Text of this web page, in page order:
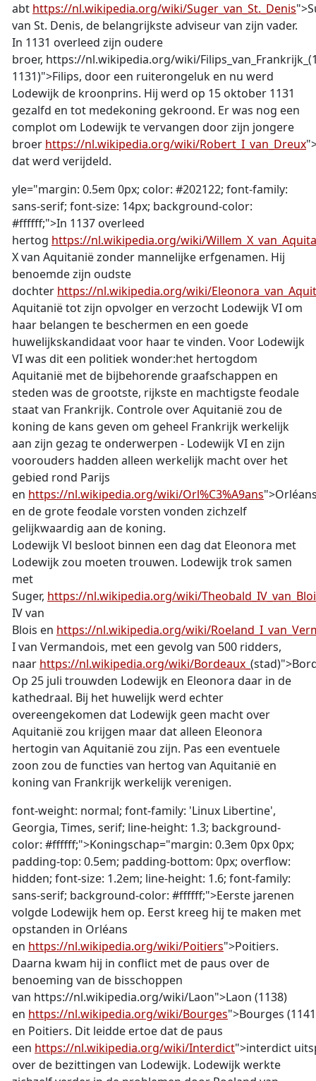
abt https://nl.wikipedia.org/wiki/Suger_van_St._Denis
van St. Denis, de belangrijkste adviseur van zijn vader.
In 1131 overleed zijn oudere
broer, https://nl.wikipedia.org/wiki/
1131)">Filips, door een ruiterongeluk en nu werd
Lodewijk de kroonprins. Hij werd op 15 oktober 1131
gezalfd en tot medekoning gekroond. Er was nog een
complot om Lodewijk te vervangen door zijn jongere
broer https://nl.wikipedia.org/wiki/Robert_I_van_Dreux
dat werd verijdeld.
yle="margin: 0.5em 0px; color: #202122; font-family:
sans-serif; font-size: 14px; background-color:
#ffffff;">In 1137 overleed
hertog https://nl.wikipedia.org/wiki/
X van Aquitanië zonder mannelijke erfgenamen. Hij
benoemde zijn oudste
dochter https://nl.wikipedia.org/wiki/
Aquitanië tot zijn opvolger en verzocht Lodewijk VI om
haar belangen te beschermen en een goede
huwelijkskandidaat voor haar te vinden. Voor Lodewijk
VI was dit een politiek wonder:het hertogdom
Aquitanië met de bijbehorende graafschappen en
steden was de grootste, rijkste en machtigste feodale
staat van Frankrijk. Controle over Aquitanië zou de
koning de kans geven om geheel Frankrijk werkelijk
aan zijn gezag te onderwerpen - Lodewijk VI en zijn
voorouders hadden alleen werkelijk macht over het
gebied rond Parijs
en https://nl.wikipedia.org/wiki/Orl%C3%A9ans
en de grote feodale vorsten vonden zichzelf
gelijkwaardig aan de koning.
Lodewijk Vl besloot binnen een dag dat Eleonora met
Lodewijk zou moeten trouwen. Lodewijk trok samen
met
Suger, https://nl.wikipedia.org/wiki/
IV van
Blois en https://nl.wikipedia.org/wiki/
I van Vermandois, met een gevolg van 500 ridders,
naar https://nl.wikipedia.org/wiki/Bordeaux_
Op 25 juli trouwden Lodewijk en Eleonora daar in de
kathedraal. Bij het huwelijk werd echter
overeengekomen dat Lodewijk geen macht over
Aquitanië zou krijgen maar dat alleen Eleonora
hertogin van Aquitanië zou zijn. Pas een eventuele
zoon zou de functies van hertog van Aquitanië en
koning van Frankrijk werkelijk verenigen.
font-weight: normal; font-family: 'Linux Libertine',
Georgia, Times, serif; line-height: 1.3; background-
color: #ffffff;">Koningschap="margin: 0.3em 0px 0px;
padding-top: 0.5em; padding-bottom: 0px; overflow:
hidden; font-size: 1.2em; line-height: 1.6; font-family:
sans-serif; background-color: #ffffff;">Eerste jarenen
volgde Lodewijk hem op. Eerst kreeg hij te maken met
opstanden in Orléans
en https://nl.wikipedia.org/wiki/Poitiers">Poitiers.
Daarna kwam hij in conflict met de paus over de
benoeming van de bisschoppen
van https://nl.wikipedia.org/wiki/Laon">Laon (1138)
en https://nl.wikipedia.org/wiki/Bourges">Bourges
en Poitiers. Dit leidde ertoe dat de paus
een https://nl.wikipedia.org/wiki/Interdict">interdict
over de bezittingen van Lodewijk. Lodewijk werkte